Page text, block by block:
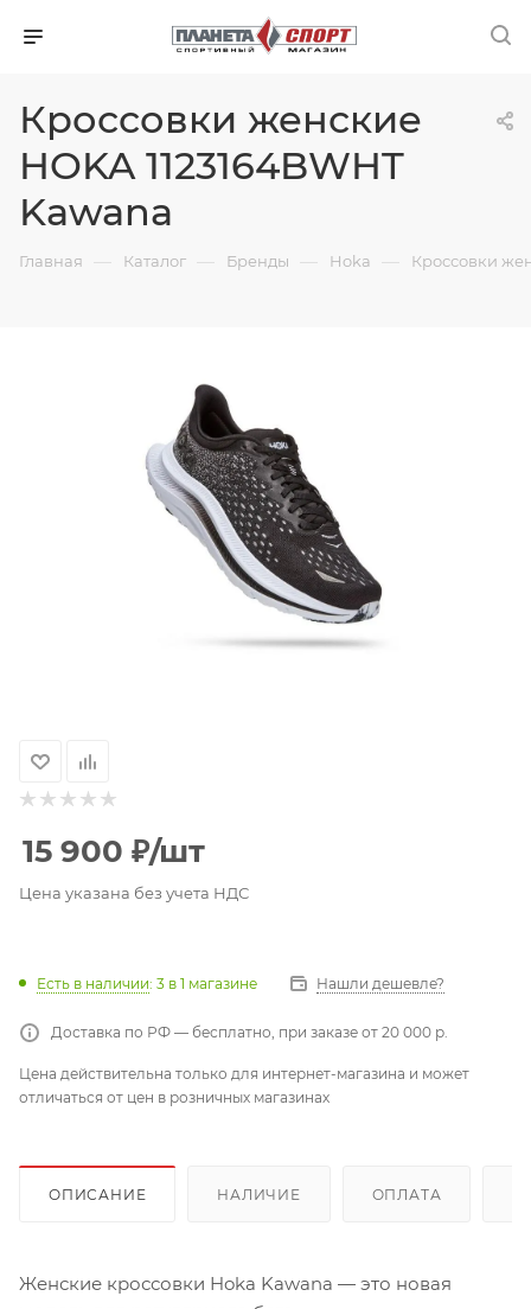
Кроссовки женские
HOKA 1123164BWHT
Kawana
Главная — Каталог — Бренды — Hoka — Кроссовки
15 900 ₽/шт
Цена указана без учета НДС
Есть в наличии: 3 в 1 магазине Нашли дешевле?
Доставка по РФ — бесплатно, при заказе от 20 000 р.
Цена действительна только для интернет-магазина и может
отличаться от цен в розничных магазинах
ОПИСАНИЕ НАЛИЧИЕ ОПЛАТА
Женские кроссовки Hoka Kawana — это новая